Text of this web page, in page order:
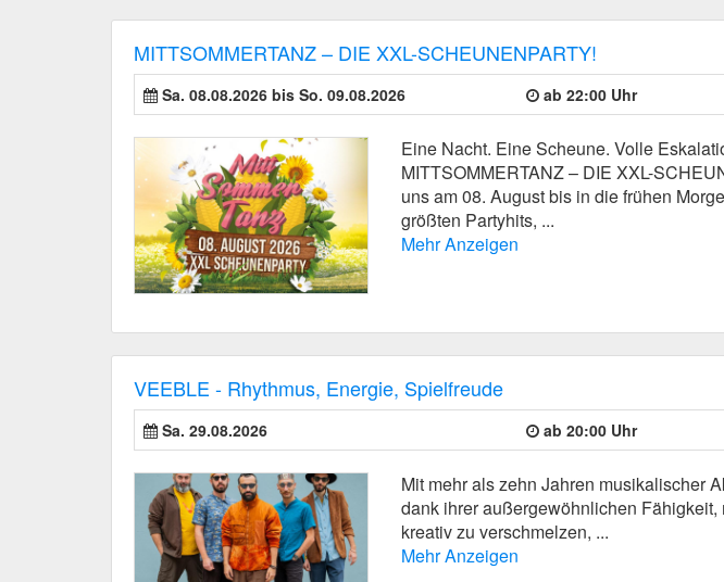
MITTSOMMERTANZ – DIE XXL-SCHEUNENPARTY!
Sa. 08.08.2026 bis So. 09.08.2026 ab 22:00 Uhr
Eine Nacht. Eine Scheune. Volle
MITTSOMMERTANZ – DIE XXL-
uns am 08. August bis in die frühen
größten Partyhits, ...
Mehr Anzeigen
VEEBLE - Rhythmus, Energie, Spielfreude
Sa. 29.08.2026 ab 20:00 Uhr
Mit mehr als zehn Jahren musikalischer
dank ihrer außergewöhnlichen
kreativ zu verschmelzen, ...
Mehr Anzeigen